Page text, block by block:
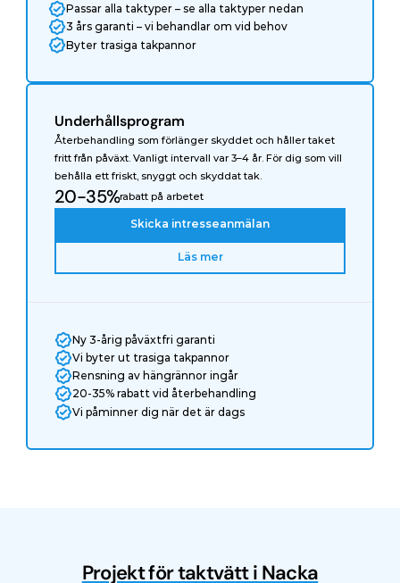
Passar alla taktyper – se alla taktyper nedan
3 års garanti – vi behandlar om vid behov
Byter trasiga takpannor
Underhållsprogram
Återbehandling som förlänger skyddet och håller taket
fritt från påväxt. Vanligt intervall var 3–4 år. För dig som vill
behålla ett friskt, snyggt och skyddat tak.
20-35%rabatt på arbetet
Skicka intresseanmälan
Läs mer
Ny 3-årig påväxtfri garanti
Vi byter ut trasiga takpannor
Rensning av hängrännor ingår
20-35% rabatt vid återbehandling
Vi påminner dig när det är dags
Projekt för taktvätt i Nacka
Efter